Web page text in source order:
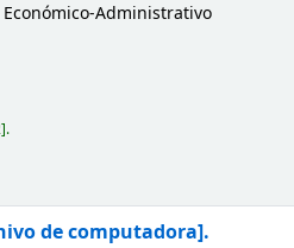
Administrativo
.
de computadora].